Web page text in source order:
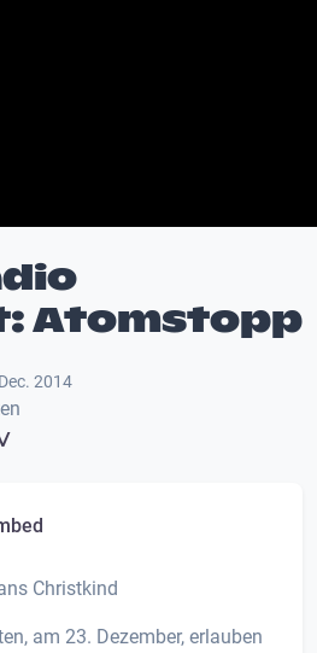
Atomstopp
2014
Christkind
am 23. Dezember, erlauben